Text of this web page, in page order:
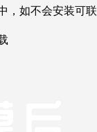
，如不会安装可联